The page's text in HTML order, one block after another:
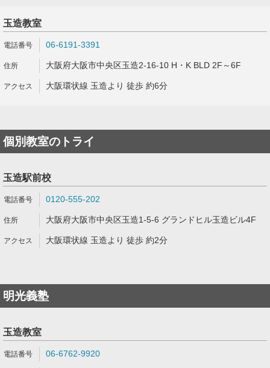
玉造教室
06-6191-3391
大阪府大阪市中央区玉造2-16-10 H・K BLD 2F～6F
大阪環状線 玉造より 徒歩 約6分
個別教室のトライ
玉造駅前校
0120-555-202
大阪府大阪市中央区玉造1-5-6 グランドヒル玉造ビル4F
大阪環状線 玉造より 徒歩 約2分
明光義塾
玉造教室
06-6762-9920